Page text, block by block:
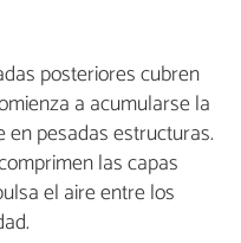
posteriores cubren
a acumularse la
pesadas estructuras.
las capas
el aire entre los